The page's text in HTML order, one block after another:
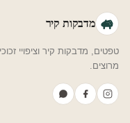
מדבקות קיר
מרוצים.